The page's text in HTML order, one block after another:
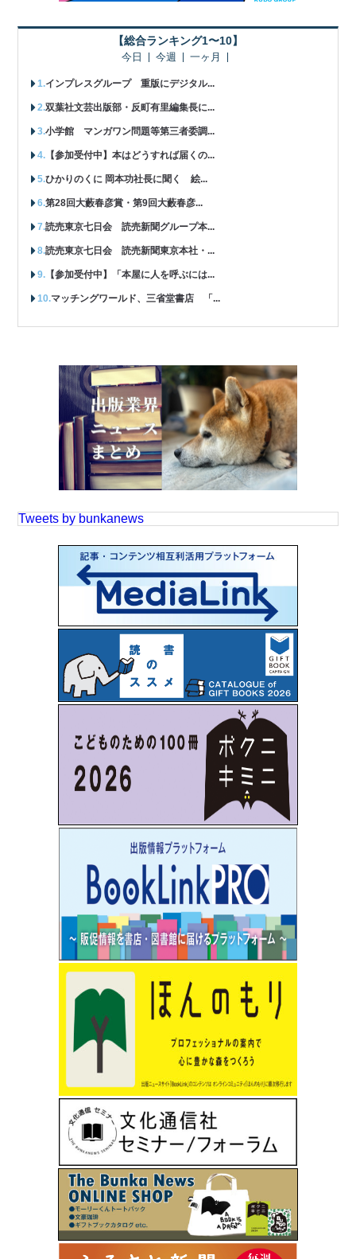
【総合ランキング1〜10】
今日 今週 一ヶ月
インプレスグループ 重版にデジタル...
双葉社文芸出版部・反町有里編集長に...
小学館 マンガワン問題等第三者委調...
【参加受付中】本はどうすれば届くの...
ひかりのくに 岡本功社長に聞く 絵...
第28回大藪春彦賞・第9回大藪春彦...
読売東京七日会 読売新聞グループ本...
読売東京七日会 読売新聞東京本社・...
【参加受付中】「本屋に人を呼ぶには...
マッチングワールド、三省堂書店 「...
Tweets by bunkanews